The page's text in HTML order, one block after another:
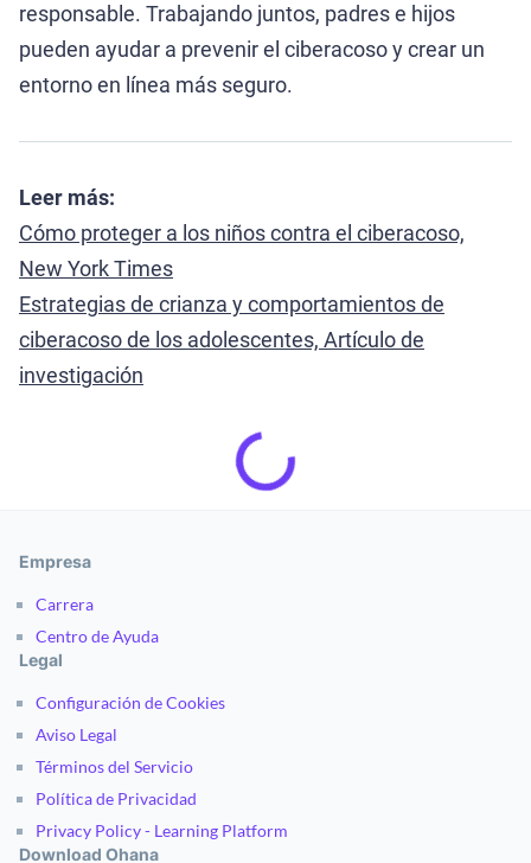
responsable. Trabajando juntos, padres e hijos
pueden ayudar a prevenir el ciberacoso y crear un
entorno en línea más seguro.
Leer más:
Cómo proteger a los niños contra el ciberacoso,
New York Times
Estrategias de crianza y comportamientos de
ciberacoso de los adolescentes, Artículo de
investigación
Empresa
Carrera
Centro de Ayuda
Legal
Configuración de Cookies
Aviso Legal
Términos del Servicio
Política de Privacidad
Privacy Policy - Learning Platform
Download Ohana